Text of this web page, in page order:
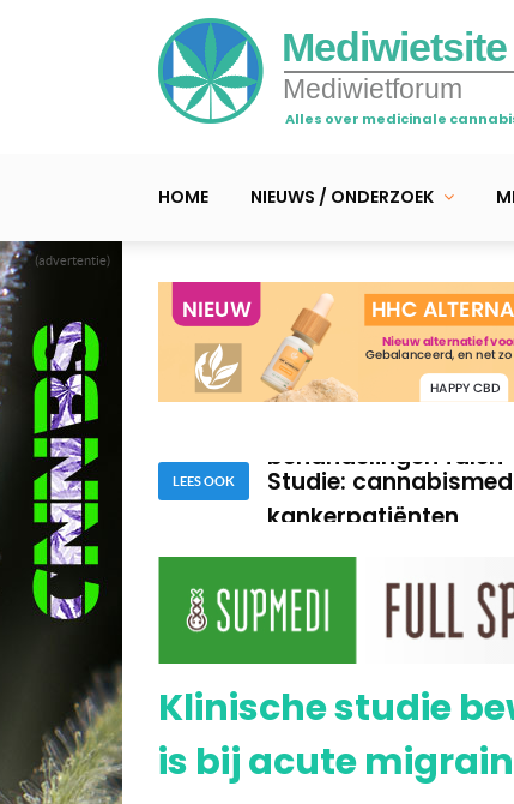
(advertentie)
Mediwietsite
Mediwietforum
Alles over medicinale
HOME NIEUWS / ONDERZOEK
LEES OOK
Combineren
Cannabis helpt man
kankerpatiënten
Combineren
Cannabis helpt
behandelingen falen
Klinische studie
is bij acute